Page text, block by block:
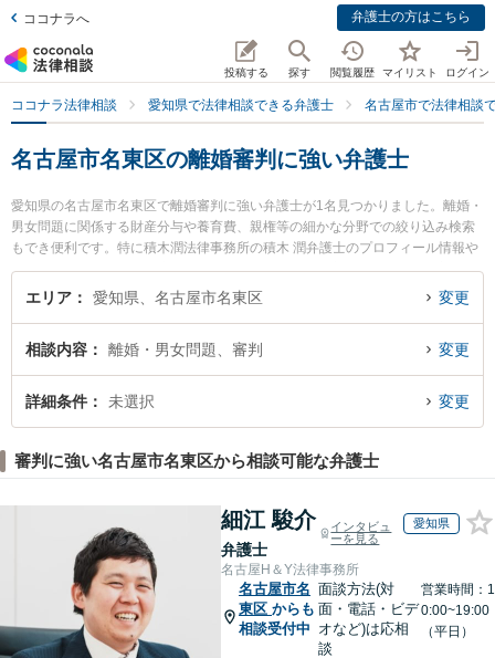
ココナラへ 弁護士の方はこちら
投稿する 探す 閲覧履歴 マイリスト ログイン
ココナラ法律相談 愛知県で法律相談できる弁護士 名古屋市で法律相談
名古屋市名東区の離婚審判に強い弁護士
愛知県の名古屋市名東区で離婚審判に強い弁護士が1名見つかりました。離婚・
男女問題に関係する財産分与や養育費、親権等の細かな分野での絞り込み検索
もでき便利です。特に積木潤法律事務所の積木 潤弁護士のプロフィール情報や
弁護士費用、強みなどが注目されています。『名古屋市名東区で土日や夜間に
発生した離婚審判のトラブルを今すぐに弁護士に相談したい』『離婚審判のト
りの相談者さんにおすすめです。
エリア 愛知県、名古屋市名東区 変更
相談内容 離婚・男女問題、審判 変更
詳細条件 未選択 変更
審判に強い名古屋市名東区から相談可能な弁護士
細江 駿介
弁護士
インタビュ
ーを見る
愛知県
名古屋H＆Y法律事務所
名古屋市名
東区 からも
相談受付中
面談方法(対
面・電話・ビデ
オなど)は応相
談
営業時間：1
0:00~19:00
（平日）